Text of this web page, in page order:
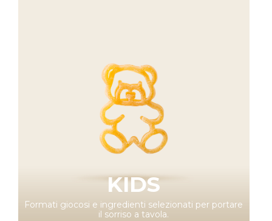
KIDS
Formati giocosi e ingredienti selezionati per portare
il sorriso a tavola.